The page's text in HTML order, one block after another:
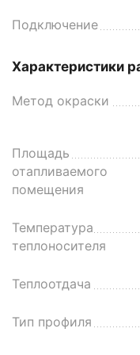
Подключение
Характеристики
Метод окраски
Площадь
отапливаемого
помещения
Температура
теплоносителя
Теплоотдача
Тип профиля